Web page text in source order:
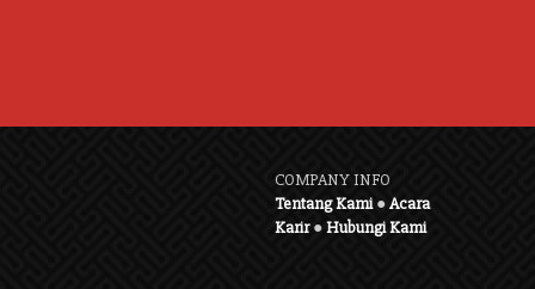
COMPANY INFO
Tentang Kami●Acara
Karir●Hubungi Kami